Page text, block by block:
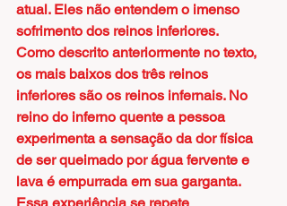
atual. Eles não entendem o imenso
sofrimento dos reinos inferiores.
Como descrito anteriormente no texto,
os mais baixos dos três reinos
inferiores são os reinos infernais. No
reino do inferno quente a pessoa
experimenta a sensação da dor física
de ser queimado por água fervente e
lava é empurrada em sua garganta.